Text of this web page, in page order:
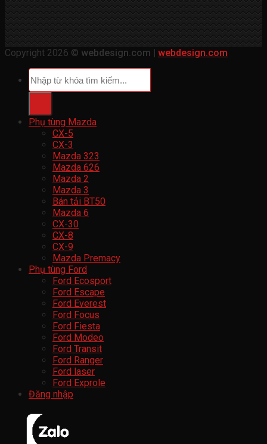
Copyright 2026 © webdesign.com | webdesign.com
Tìm
kiếm:
Phụ tùng Mazda
CX-5
CX-3
Mazda 323
Mazda 626
Mazda 2
Mazda 3
Bán tải BT50
Mazda 6
CX-30
CX-8
CX-9
Mazda Premacy
Phụ tùng Ford
Ford Ecosport
Ford Escape
Ford Everest
Ford Focus
Ford Fiesta
Ford Modeo
Ford Transit
Ford Ranger
Ford laser
Ford Exprole
Đăng nhập